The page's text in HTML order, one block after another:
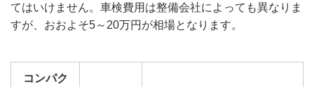
てはいけません。車検費用は整備会社によっても異なりま
すが、おおよそ5～20万円が相場となります。
コンパク